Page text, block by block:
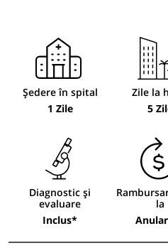
Ședere în spital
1 Zile
Zile la
5
Diagnostic și
evaluare
Inclus*
la